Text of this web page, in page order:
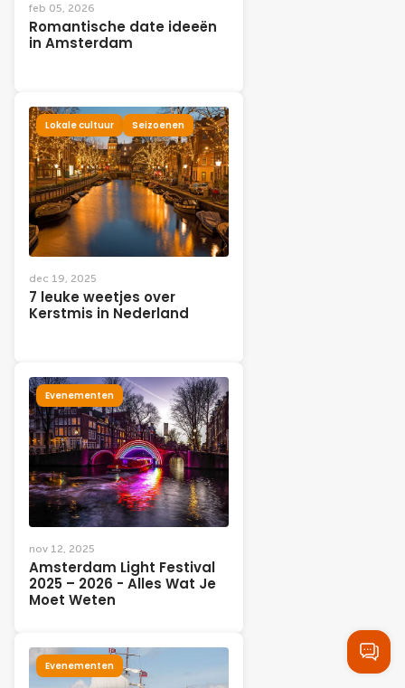
feb 05, 2026
Romantische date ideeën
in Amsterdam
Lokale cultuur Seizoenen
dec 19, 2025
7 leuke weetjes over
Kerstmis in Nederland
Evenementen
nov 12, 2025
Amsterdam Light Festival
2025 – 2026 - Alles Wat Je
Moet Weten
Evenementen